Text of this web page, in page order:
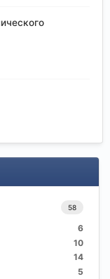
58
6
10
14
5